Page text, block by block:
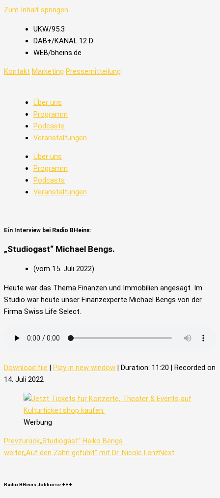
Zum Inhalt springen
UKW/95.3
DAB+/KANAL 12 D
WEB/bheins.de
Kontakt Marketing Pressemitteilung
Über uns
Programm
Podcasts
Veranstaltungen
Über uns
Programm
Podcasts
Veranstaltungen
Ein Interview bei Radio BHeins:
„Studiogast“ Michael Bengs.
(vom 15. Juli 2022)
Heute war das Thema Finanzen und Immobilien angesagt. Im
Studio war heute unser Finanzexperte Michael Bengs von der
Firma Swiss Life Select.
Download file | Play in new window | Duration: 11:20 | Recorded on
14. Juli 2022
Werbung
Prevzurück„Studiogast“ Heiko Bengs.
weiter„Auf den Zahn gefühlt“ mit Dr. Nicole LenzNext
Radio BHeins Jobbörse +++